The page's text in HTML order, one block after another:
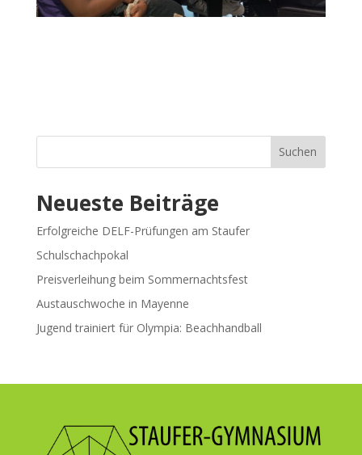
Suchen
Neueste Beiträge
Erfolgreiche DELF-Prüfungen am Staufer
Schulschachpokal
Preisverleihung beim Sommernachtsfest
Austauschwoche in Mayenne
Jugend trainiert für Olympia: Beachhandball